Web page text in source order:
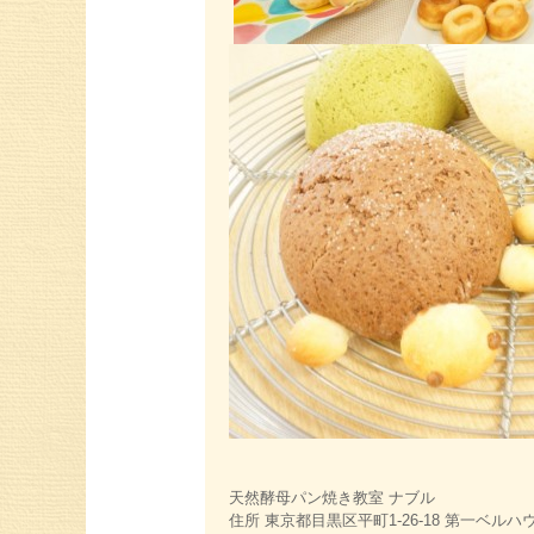
天然酵母パン焼き教室 ナブル
住所 東京都目黒区平町1-26-18 第一ベルハ